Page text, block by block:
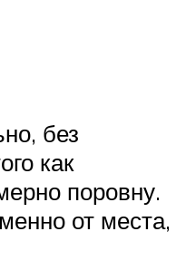
без
как
поровну.
от места,